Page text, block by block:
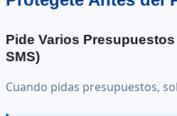
Pide Varios
SMS)
Cuando pidas presupuestos,